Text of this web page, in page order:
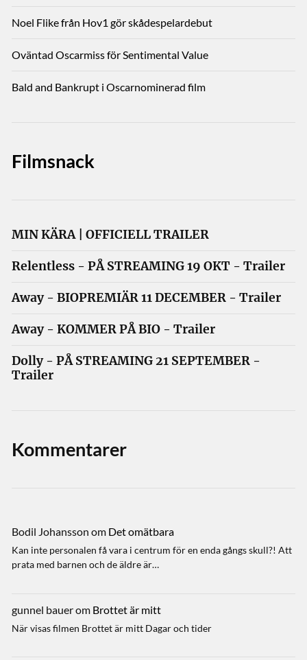
Noel Flike från Hov1 gör skådespelardebut
Oväntad Oscarmiss för Sentimental Value
Bald and Bankrupt i Oscarnominerad film
Filmsnack
MIN KÄRA | OFFICIELL TRAILER
Relentless - PÅ STREAMING 19 OKT - Trailer
Away - BIOPREMIÄR 11 DECEMBER - Trailer
Away - KOMMER PÅ BIO - Trailer
Dolly - PÅ STREAMING 21 SEPTEMBER -
Trailer
Kommentarer
Bodil Johansson om Det omätbara
Kan inte personalen få vara i centrum för en enda gångs skull?! Att
prata med barnen och de äldre är…
gunnel bauerom Brottet är mitt
När visas filmen Brottet är mitt Dagar och tider